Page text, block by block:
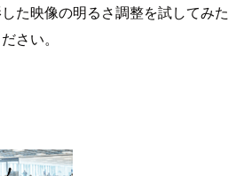
た映像の明るさ調整を試してみた
さい。